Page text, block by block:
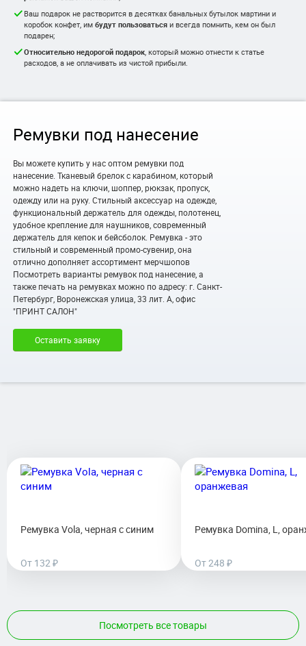
Ваш подарок не растворится в десятках банальных бутылок мартини и
коробок конфет, им будут пользоваться и всегда помнить, кем он был
подарен;
Относительно недорогой подарок, который можно отнести к статье
расходов, а не оплачивать из чистой прибыли.
Ремувки под нанесение
Вы можете купить у нас оптом ремувки под
нанесение. Тканевый брелок с карабином, который
можно надеть на ключи, шоппер, рюкзак, пропуск,
одежду или на руку. Стильный аксессуар на одежде,
функциональный держатель для одежды, полотенец,
удобное крепление для наушников, современный
держатель для кепок и бейсболок. Ремувка - это
стильный и современный промо-сувенир, она
отлично дополняет ассортимент мерчшопов
Посмотреть варианты ремувок под нанесение, а
также печать на ремувках можно по адресу: г. Санкт-
Петербург, Воронежская улица, 33 лит. А, офис
"ПРИНТ САЛОН"
Оставить заявку
Ремувка Vola, черная с синим
От 132 ₽
Ремувка Domina, L,
От 248 ₽
Посмотреть все товары